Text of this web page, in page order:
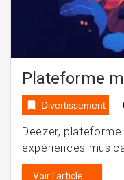
Plateforme
bookmark Divertissement
Deezer,
expériences
Voir l'article ...